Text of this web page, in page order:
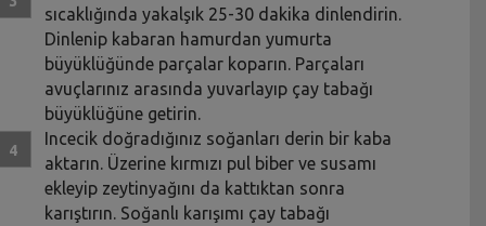
sıcaklığında yakalşık 25-30 dakika dinlendirin.
Dinlenip kabaran hamurdan yumurta
büyüklüğünde parçalar koparın. Parçaları
avuçlarınız arasında yuvarlayıp çay tabağı
büyüklüğüne getirin.
Incecik doğradığınız soğanları derin bir kaba
aktarın. Üzerine kırmızı pul biber ve susamı
ekleyip zeytinyağını da kattıktan sonra
karıştırın. Soğanlı karışımı çay tabağı